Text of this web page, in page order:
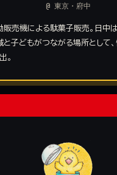
@ 東京・府中
売機による駄菓子販売。日中
と子どもがつながる場所として
。